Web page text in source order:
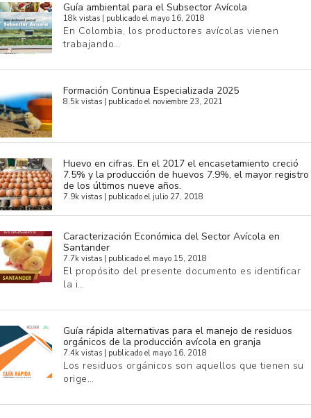
Guía ambiental para el Subsector Avícola
18k vistas publicado el mayo 16, 2018
En Colombia, los productores avícolas vienen
trabajando…
Formación Continua Especializada 2025
8.5k vistas publicado el noviembre 23, 2021
Huevo en cifras. En el 2017 el encasetamiento creció
7.5% y la producción de huevos 7.9%, el mayor registro
de los últimos nueve años.
7.9k vistas publicado el julio 27, 2018
Caracterización Económica del Sector Avícola en
Santander
7.7k vistas publicado el mayo 15, 2018
El propósito del presente documento es identificar
la i…
Guía rápida alternativas para el manejo de residuos
orgánicos de la producción avícola en granja
7.4k vistas publicado el mayo 16, 2018
Los residuos orgánicos son aquellos que tienen su
orige…